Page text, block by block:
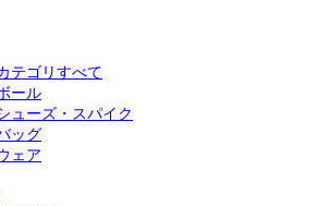
テゴリすべて
ール
ューズ・スパイク
ッグ
ェア